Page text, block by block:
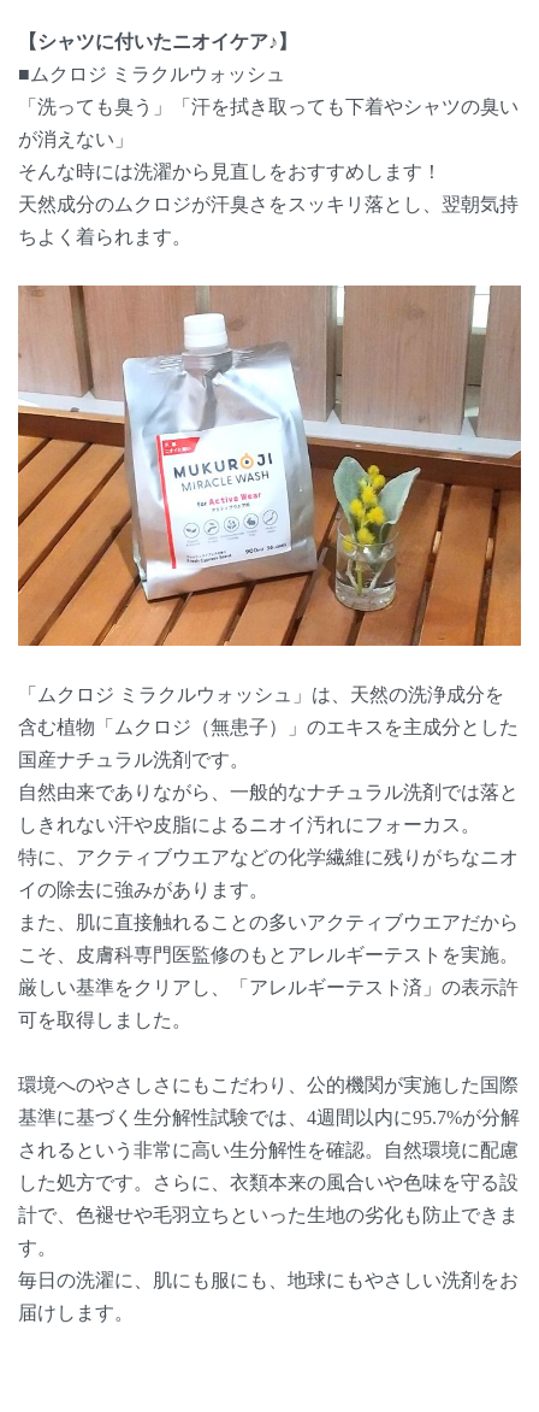
【シャツに付いたニオイケア♪】
■ムクロジ ミラクルウォッシュ
「洗っても臭う」「汗を拭き取っても下着やシャツの臭い
が消えない」
そんな時には洗濯から見直しをおすすめします！
天然成分のムクロジが汗臭さをスッキリ落とし、翌朝気持
ちよく着られます。
「ムクロジ ミラクルウォッシュ」は、天然の洗浄成分を
含む植物「ムクロジ（無患子）」のエキスを主成分とした
国産ナチュラル洗剤です。
自然由来でありながら、一般的なナチュラル洗剤では落と
しきれない汗や皮脂によるニオイ汚れにフォーカス。
特に、アクティブウエアなどの化学繊維に残りがちなニオ
イの除去に強みがあります。
また、肌に直接触れることの多いアクティブウエアだから
こそ、皮膚科専門医監修のもとアレルギーテストを実施。
厳しい基準をクリアし、「アレルギーテスト済」の表示許
可を取得しました。
環境へのやさしさにもこだわり、公的機関が実施した国際
基準に基づく生分解性試験では、4週間以内に95.7%が分解
されるという非常に高い生分解性を確認。自然環境に配慮
した処方です。さらに、衣類本来の風合いや色味を守る設
計で、色褪せや毛羽立ちといった生地の劣化も防止できま
す。
毎日の洗濯に、肌にも服にも、地球にもやさしい洗剤をお
届けします。